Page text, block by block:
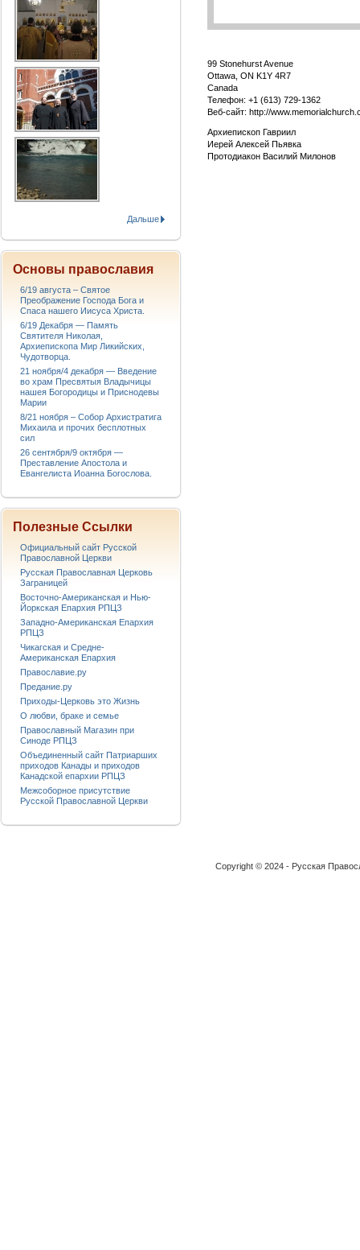
99 Stonehurst Avenue
Ottawa, ON K1Y 4R7
Canada
Телефон: +1 (613) 729-1362
Веб-сайт: http://
Архиепископ Гавриил
Иерей Алексей Пьявка
Протодиакон Василий Милонов
Дальше
Основы православия
6/19 августа – Святое
Преображение Господа Бога и
Спаса нашего Иисуса Христа.
6/19 Декабря — Память
Святителя Николая,
Архиепископа Мир Ликийских,
Чудотворца.
21 ноября/4 декабря — Введение
во храм Пресвятыя Владычицы
нашея Богородицы и Приснодевы
Марии
8/21 ноября – Собор Архистратига
Михаила и прочих бесплотных
сил
26 сентября/9 октября —
Преставление Апостола и
Евангелиста Иоанна Богослова.
Полезные Ссылки
Официальный сайт Русской
Православной Церкви
Русская Православная Церковь
Заграницей
Восточно-Американская и Нью-
Йоркская Епархия РПЦЗ
Западно-Американская Епархия
РПЦЗ
Чикагская и Средне-
Американская Епархия
Православие.ру
Предание.ру
Приходы-Церковь это Жизнь
О любви, браке и семье
Православный Магазин при
Синоде РПЦЗ
Объединенный сайт Патриарших
приходов Канады и приходов
Канадской епархии РПЦЗ
Межсоборное присутствие
Русской Православной Церкви
Copyright © 2024 - Русская